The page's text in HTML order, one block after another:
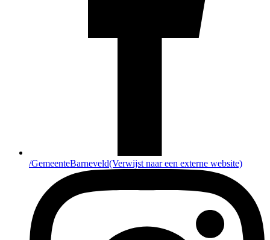
/GemeenteBarneveld(Verwijst naar een externe website)